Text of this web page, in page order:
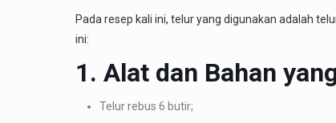
Pada resep kali ini, telur yang digunakan adalah
ini:
1. Alat dan Bahan
Telur rebus 6 butir;